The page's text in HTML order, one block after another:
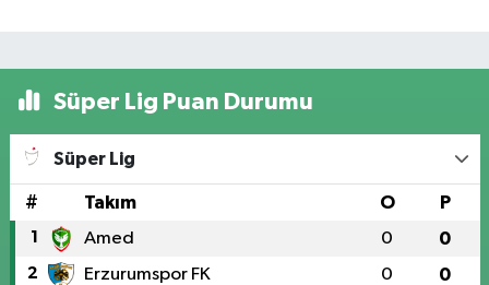
Süper Lig Puan Durumu
Süper Lig
# Takım O P
1 Amed 0 0
2 Erzurumspor FK 0 0